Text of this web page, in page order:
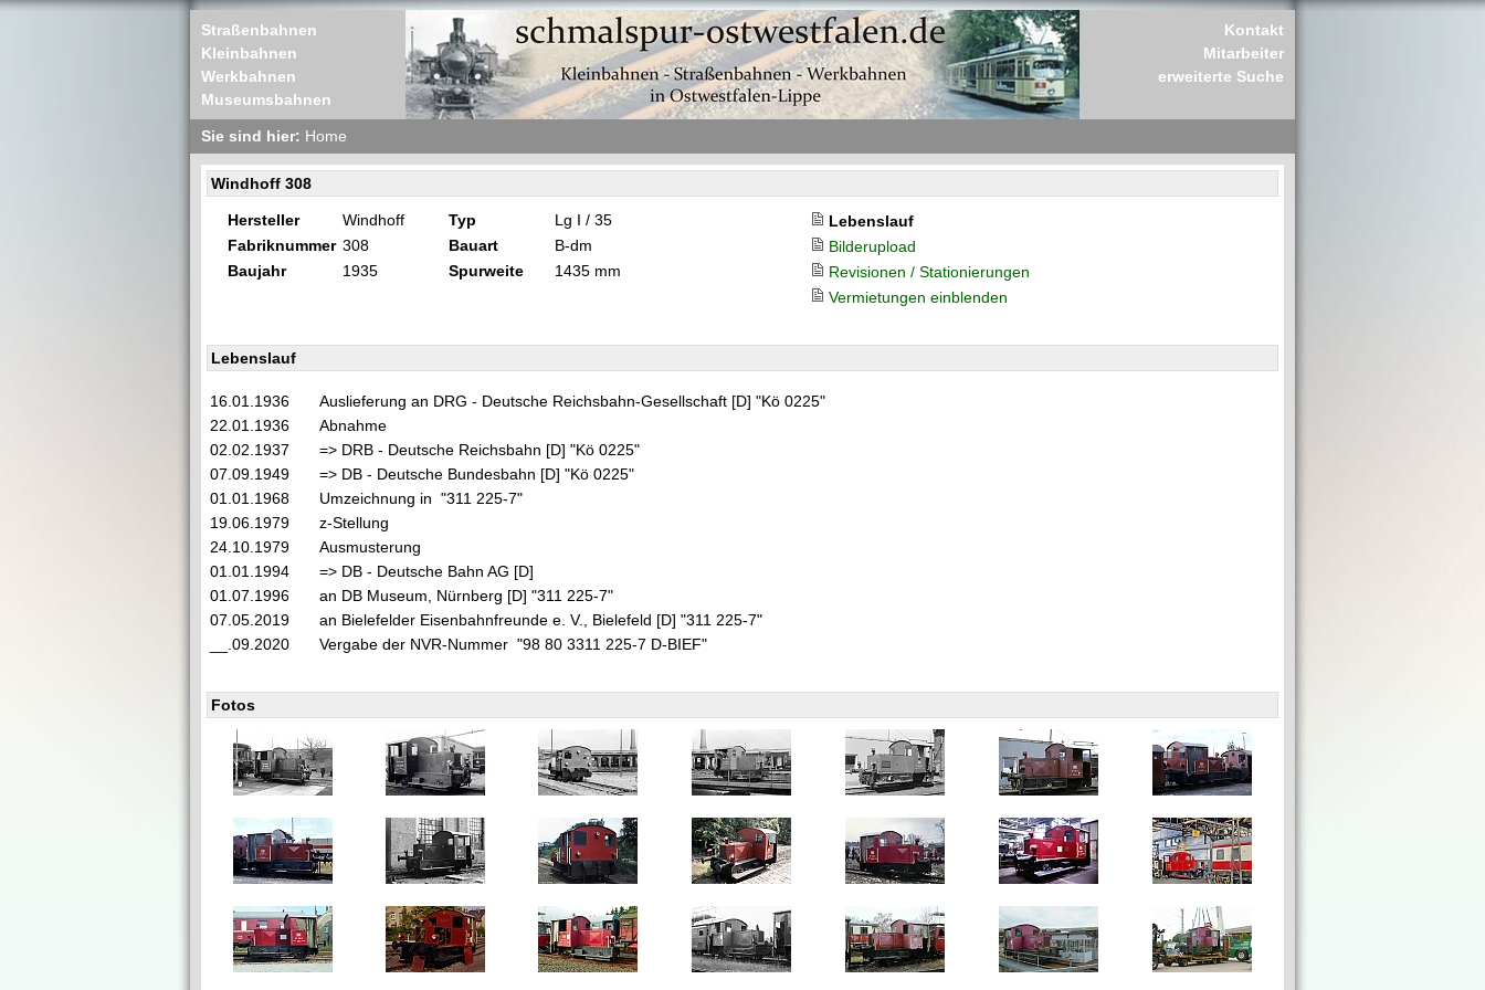
Straßenbahnen
Kleinbahnen
Werkbahnen
Museumsbahnen
Kontakt
Mitarbeiter
erweiterte Suche
Sie sind hier: Home
Windhoff 308
Hersteller Windhoff Typ Lg I / 35
Lebenslauf
Fabriknummer 308 Bauart B-dm
Bilderupload
Baujahr
1935 Spurweite 1435 mm
Revisionen / Stationierungen
Vermietungen einblenden
Lebenslauf
16.01.1936
Auslieferung an DRG - Deutsche Reichsbahn-Gesellschaft [D] "Kö 0225"
22.01.1936
Abnahme
02.02.1937
=> DRB - Deutsche Reichsbahn [D] "Kö 0225"
07.09.1949
=> DB - Deutsche Bundesbahn [D] "Kö 0225"
01.01.1968
Umzeichnung in "311 225-7"
19.06.1979
z-Stellung
24.10.1979
Ausmusterung
01.01.1994
=> DB - Deutsche Bahn AG [D]
01.07.1996
an DB Museum, Nürnberg [D] "311 225-7"
07.05.2019
an Bielefelder Eisenbahnfreunde e. V., Bielefeld [D] "311 225-7"
__.09.2020
Vergabe der NVR-Nummer "98 80 3311 225-7 D-BIEF"
Fotos